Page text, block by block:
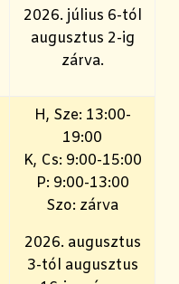
2026. július 6-tól
augusztus 2-ig
zárva.
H, Sze: 13:00-
19:00
K, Cs: 9:00-15:00
P: 9:00-13:00
Szo: zárva
2026. augusztus
3-tól augusztus